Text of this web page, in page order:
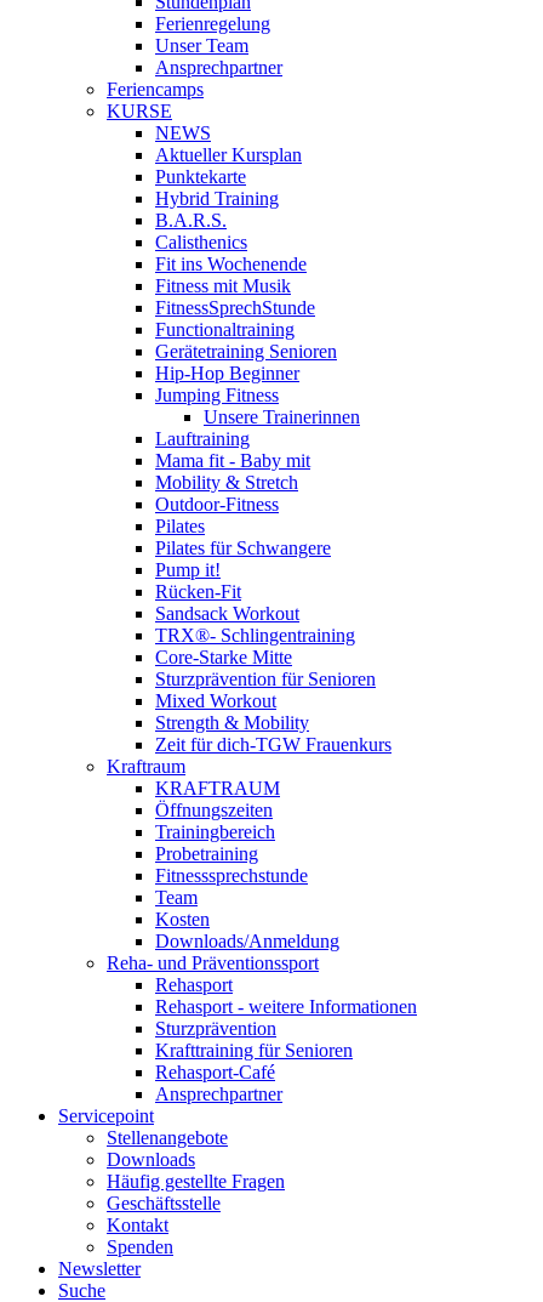
Ferienregelung
Unser Team
Ansprechpartner
Feriencamps
KURSE
NEWS
Aktueller Kursplan
Punktekarte
Hybrid Training
B.A.R.S.
Calisthenics
Fit ins Wochenende
Fitness mit Musik
FitnessSprechStunde
Functionaltraining
Gerätetraining Senioren
Hip-Hop Beginner
Jumping Fitness
Unsere Trainerinnen
Lauftraining
Mama fit - Baby mit
Mobility & Stretch
Outdoor-Fitness
Pilates
Pilates für Schwangere
Pump it!
Rücken-Fit
Sandsack Workout
TRX®- Schlingentraining
Core-Starke Mitte
Sturzprävention für Senioren
Mixed Workout
Strength & Mobility
Zeit für dich-TGW Frauenkurs
Kraftraum
KRAFTRAUM
Öffnungszeiten
Trainingbereich
Probetraining
Fitnesssprechstunde
Team
Kosten
Downloads/Anmeldung
Reha- und Präventionssport
Rehasport
Rehasport - weitere Informationen
Sturzprävention
Krafttraining für Senioren
Rehasport-Café
Ansprechpartner
Servicepoint
Stellenangebote
Downloads
Häufig gestellte Fragen
Geschäftsstelle
Kontakt
Spenden
Newsletter
Suche